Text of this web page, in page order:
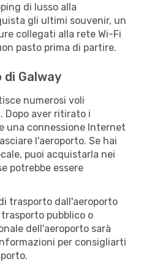
di lusso alla
gli ultimi souvenir, un
collegati alla rete Wi-Fi
pasto prima di partire.
Galway
numerosi voli
Dopo aver ritirato i
una connessione Internet
l'aeroporto. Se hai
puoi acquistarla nei
potrebbe essere
trasporto dall'aeroporto
pubblico o
dell'aeroporto sarà
per consigliarti